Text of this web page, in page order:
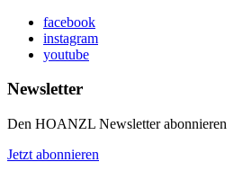
facebook
instagram
youtube
Newsletter
Den HOANZL Newsletter abonnieren
Jetzt abonnieren